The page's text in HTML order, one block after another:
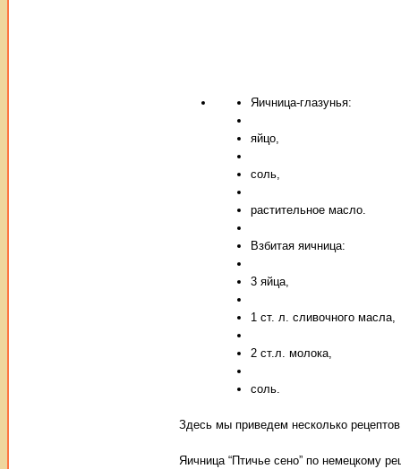
Яичница-глазунья:
яйцо,
соль,
растительное масло.
Взбитая яичница:
3 яйца,
1 ст. л. сливочного масла,
2 ст.л. молока,
соль.
Здесь мы приведем несколько рецептов
Яичница “Птичье сено” по немецкому